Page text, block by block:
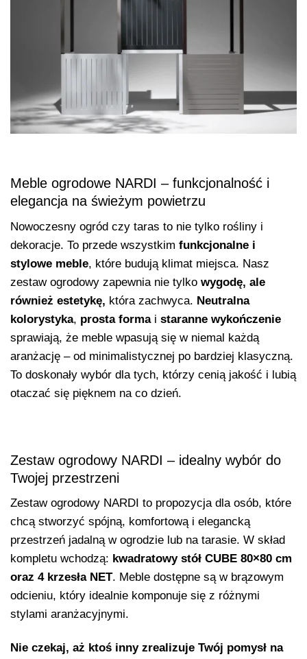
Meble ogrodowe NARDI – funkcjonalność i
elegancja na świeżym powietrzu
Nowoczesny ogród czy taras to nie tylko rośliny i
dekoracje. To przede wszystkim funkcjonalne i
stylowe meble, które budują klimat miejsca. Nasz
zestaw ogrodowy zapewnia nie tylko wygodę, ale
również estetykę, która zachwyca. Neutralna
kolorystyka, prosta formai staranne wykończenie
sprawiają, że meble wpasują się w niemal każdą
aranżację – od minimalistycznej po bardziej klasyczną.
To doskonały wybór dla tych, którzy cenią jakość i lubią
otaczać się pięknem na co dzień.
Zestaw ogrodowy NARDI – idealny wybór do
Twojej przestrzeni
Zestaw ogrodowy NARDI to propozycja dla osób, które
chcą stworzyć spójną, komfortową i elegancką
przestrzeń jadalną w ogrodzie lub na tarasie. W skład
kompletu wchodzą: kwadratowy stół CUBE 80×80 cm
oraz 4 krzesła NET. Meble dostępne są w brązowym
odcieniu, który idealnie komponuje się z różnymi
stylami aranżacyjnymi.
Nie czekaj, aż ktoś inny zrealizuje Twój pomysł na